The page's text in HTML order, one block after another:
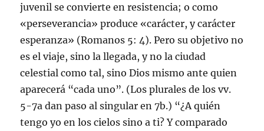
juvenil se convierte en resistencia; o como
«perseverancia» produce «carácter, y carácter
esperanza» (Romanos 5: 4). Pero su objetivo no
es el viaje, sino la llegada, y no la ciudad
celestial como tal, sino Dios mismo ante quien
aparecerá “cada uno”. (Los plurales de los vv.
5-7a dan paso al singular en 7b.) “¿A quién
tengo yo en los cielos sino a ti? Y comparado